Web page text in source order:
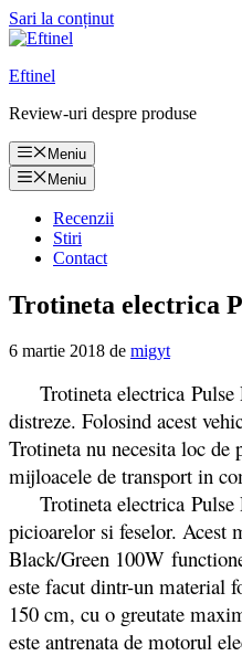
Sari la conținut
Eftinel
Review-uri despre produse
Meniu
Meniu
Recenzii
Stiri
Contact
Trotineta electrica
6 martie 2018 de migyt
Trotineta electrica Pulse
distreze. Folosind acest
Trotineta nu necesita loc de
mijloacele de transport in
Trotineta electrica Pulse
picioarelor si feselor. Acest
Black/Green 100W
este facut dintr-un material
150 cm, cu o greutate
este antrenata de motorul